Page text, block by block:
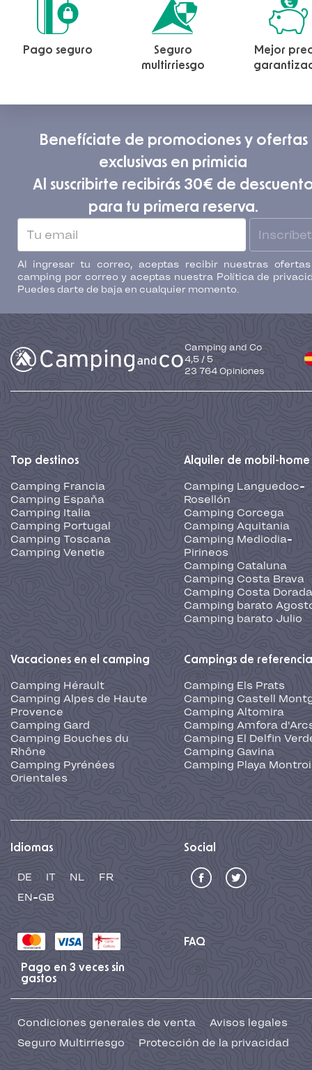
Pago seguro
Seguro
multirriesgo
Mejor
Benefíciate de promociones y ofertas
exclusivas en primicia
Al suscribirte recibirás 30€ de
para tu primera reserva.
Al ingresar tu correo, aceptas recibir nuestras
camping por correo y aceptas nuestra Política de
Puedes darte de baja en cualquier momento.
Camping and Co
4,5 / 5
23 764 Opiniones
Top destinos
Camping Francia
Camping España
Camping Italia
Camping Portugal
Camping Toscana
Camping Venetie
Alquiler de mobil-home
Camping Languedoc-
Rosellón
Camping Corcega
Camping Aquitania
Camping Mediodia-
Pirineos
Camping Cataluna
Camping Costa Brava
Camping Costa Dorada
Camping barato
Camping barato Julio
Vacaciones en el camping
Camping Hérault
Camping Alpes de Haute
Provence
Camping Gard
Camping Bouches du
Rhône
Camping Pyrénées
Orientales
Campings de referencia
Camping Els Prats
Camping Castell
Camping Altomira
Camping Amfora
Camping El Delfin
Camping Gavina
Camping Playa
Idiomas
DE IT NL
FR
EN-GB
Social
FAQ
Pago en 3 veces sin
gastos
Condiciones generales de venta
Avisos legales
Seguro Multirriesgo
Protección de la privacidad